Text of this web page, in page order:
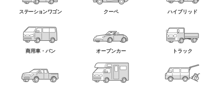
ステーションワゴン クーペ ハイブリッド
商用車・バン オープンカー トラック